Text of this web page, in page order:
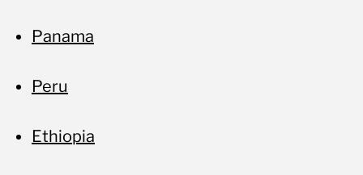
Panama
Peru
Ethiopia